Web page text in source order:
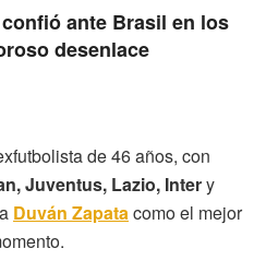
ante Brasil en los
desenlace
de 46 años, con
Juventus, Lazio, Intery
Duván Zapatacomo el mejor